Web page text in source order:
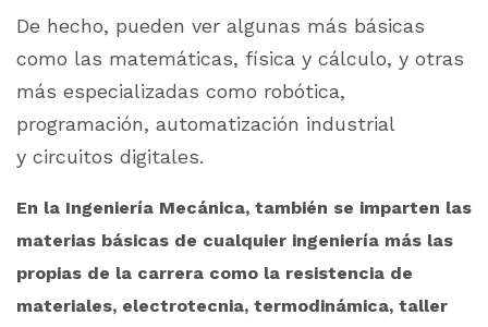
De hecho, pueden ver algunas más básicas
como las matemáticas, física y cálculo, y otras
más especializadas como robótica,
programación, automatización industrial
y circuitos digitales.
En la Ingeniería Mecánica, también se imparten las
materias básicas de cualquier ingeniería más las
propias de la carrera como la resistencia de
materiales, electrotecnia, termodinámica, taller